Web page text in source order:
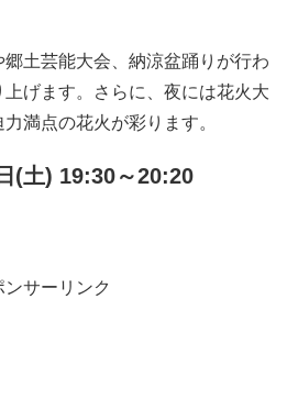
土芸能大会、納涼盆踊りが行わ
げます。さらに、夜には花火大
満点の花火が彩ります。
(土) 19:30～20:20
ンサーリンク